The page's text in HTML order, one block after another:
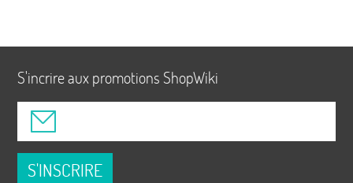
S'incrire aux promotions ShopWiki
S'INSCRIRE